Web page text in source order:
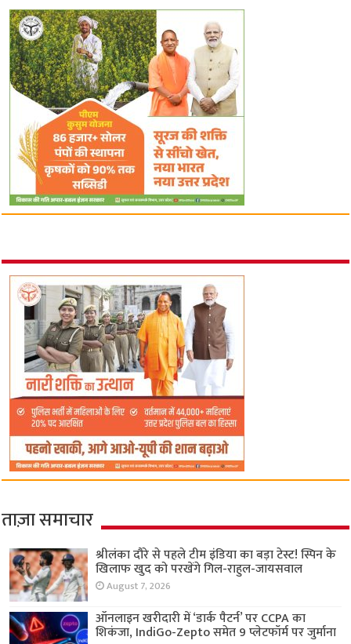
ताज़ा समाचार
श्रीलंका दौरे से पहले टीम इंडिया का बड़ा टेस्ट! स्पिन के
खिलाफ खुद को परखेंगे गिल-राहुल-जायसवाल
August 7, 2026
ऑनलाइन खरीदारी में ‘डार्क पैटर्न’ पर CCPA का
शिकंजा, IndiGo-Zepto समेत 9 प्लेटफॉर्म पर जुर्माना